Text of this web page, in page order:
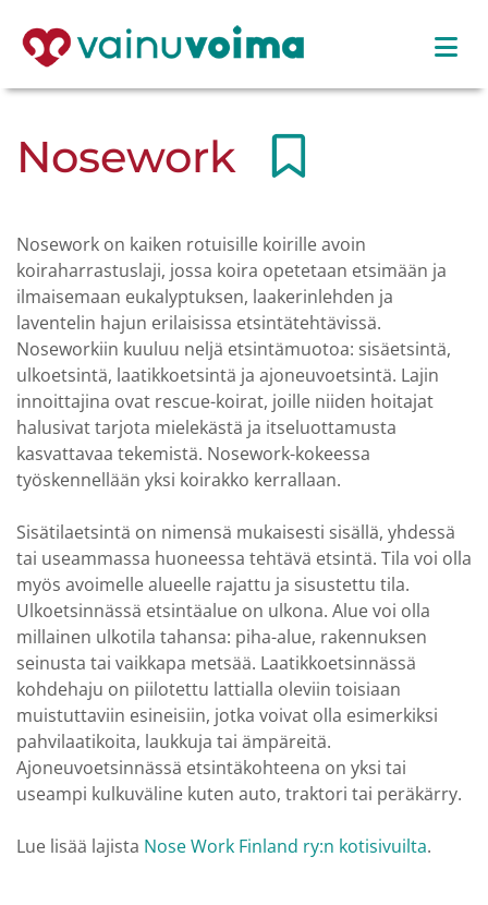
Nosework
Nosework on kaiken rotuisille koirille avoin
koiraharrastuslaji, jossa koira opetetaan etsimään ja
ilmaisemaan eukalyptuksen, laakerinlehden ja
laventelin hajun erilaisissa etsintätehtävissä.
Noseworkiin kuuluu neljä etsintämuotoa: sisäetsintä,
ulkoetsintä, laatikkoetsintä ja ajoneuvoetsintä. Lajin
innoittajina ovat rescue-koirat, joille niiden hoitajat
halusivat tarjota mielekästä ja itseluottamusta
kasvattavaa tekemistä. Nosework-kokeessa
työskennellään yksi koirakko kerrallaan.
Sisätilaetsintä on nimensä mukaisesti sisällä, yhdessä
tai useammassa huoneessa tehtävä etsintä. Tila voi olla
myös avoimelle alueelle rajattu ja sisustettu tila.
Ulkoetsinnässä etsintäalue on ulkona. Alue voi olla
millainen ulkotila tahansa: piha-alue, rakennuksen
seinusta tai vaikkapa metsää. Laatikkoetsinnässä
kohdehaju on piilotettu lattialla oleviin toisiaan
muistuttaviin esineisiin, jotka voivat olla esimerkiksi
pahvilaatikoita, laukkuja tai ämpäreitä.
Ajoneuvoetsinnässä etsintäkohteena on yksi tai
useampi kulkuväline kuten auto, traktori tai peräkärry.
Lue lisää lajista Nose Work Finland ry:n kotisivuilta.